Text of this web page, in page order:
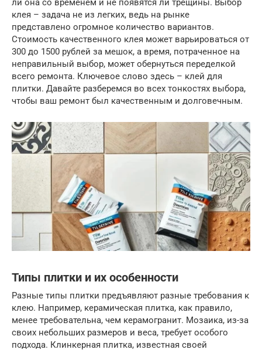
ли она со временем и не появятся ли трещины. Выбор
клея – задача не из легких, ведь на рынке
представлено огромное количество вариантов.
Стоимость качественного клея может варьироваться от
300 до 1500 рублей за мешок, а время, потраченное на
неправильный выбор, может обернуться переделкой
всего ремонта. Ключевое слово здесь – клей для
плитки. Давайте разберемся во всех тонкостях выбора,
чтобы ваш ремонт был качественным и долговечным.
Типы плитки и их особенности
Разные типы плитки предъявляют разные требования к
клею. Например, керамическая плитка, как правило,
менее требовательна, чем керамогранит. Мозаика, из-за
своих небольших размеров и веса, требует особого
подхода. Клинкерная плитка, известная своей